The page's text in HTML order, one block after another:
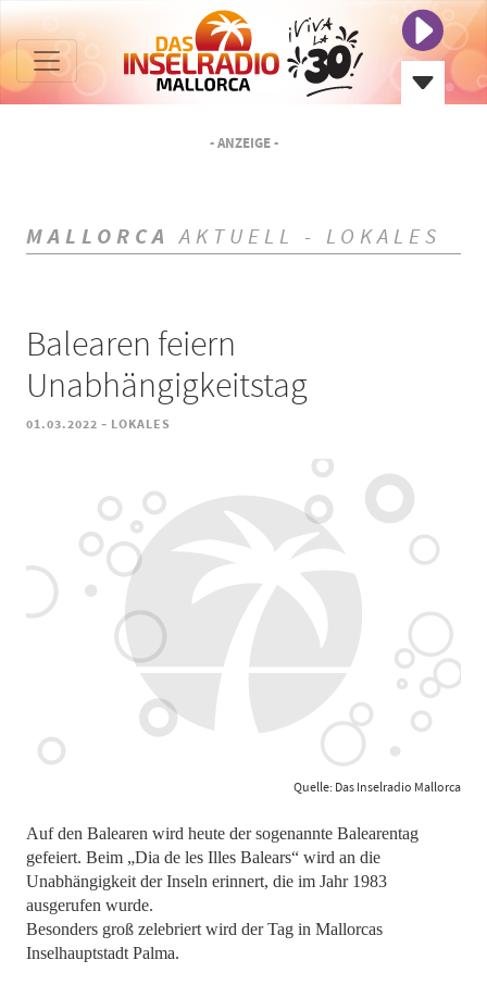
- ANZEIGE -
MALLORCA AKTUELL - LOKALES
Balearen feiern
Unabhängigkeitstag
01.03.2022 - LOKALES
Quelle: Das Inselradio Mallorca
Auf den Balearen wird heute der sogenannte Balearentag
gefeiert. Beim „Dia de les Illes Balears“ wird an die
Unabhängigkeit der Inseln erinnert, die im Jahr 1983
ausgerufen wurde.
Besonders groß zelebriert wird der Tag in Mallorcas
Inselhauptstadt Palma.